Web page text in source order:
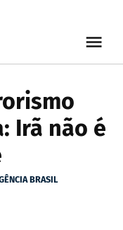
Irã não é
BRASIL